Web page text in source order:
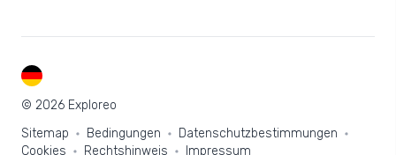
© 2026 Exploreo
Sitemap
Bedingungen
Datenschutzbestimmungen
Cookies
Rechtshinweis Impressum